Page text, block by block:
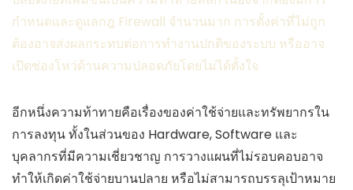
กำหนดและดูแลกฎ Firewall จำนวนมาก การตั้งค่าที่ไม่ถูก
ต้องอาจส่งผลกระทบต่อการทำงานปกติของระบบ หรืออาจ
เปิดช่องโหว่ด้านความปลอดภัยโดยไม่ได้ตั้งใจ
อีกหนึ่งความท้าทายคือเรื่องของค่าใช้จ่ายและทรัพยากรใน
การลงทุน ทั้งในส่วนของ Hardware, Software และ
บุคลากรที่มีความเชี่ยวชาญ การวางแผนที่ไม่รอบคอบอาจ
ทำให้เกิดค่าใช้จ่ายบานปลาย หรือไม่สามารถบรรลุเป้าหมาย